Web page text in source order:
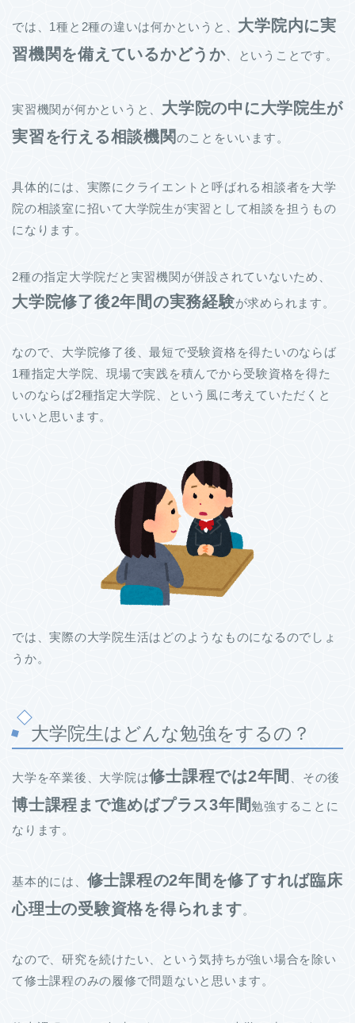
では、1種と2種の違いは何かというと、 大学院内に実
習機関を備えているかどうか、ということです。
実習機関が何かというと、 大学院の中に大学院生が
実習を行える相談機関のことをいいます。
具体的には、実際にクライエントと呼ばれる相談者を大学
院の相談室に招いて大学院生が実習として相談を担うもの
になります。
2種の指定大学院だと実習機関が併設されていないため、
大学院修了後2年間の実務経験が求められます。
なので、大学院修了後、最短で受験資格を得たいのならば
1種指定大学院、現場で実践を積んでから受験資格を得た
いのならば2種指定大学院、という風に考えていただくと
いいと思います。
では、実際の大学院生活はどのようなものになるのでしょ
うか。
大学院生はどんな勉強をするの？
大学を卒業後、大学院は修士課程では2年間 、その後
博士課程まで進めばプラス3年間勉強することに
なります。
基本的には、 修士課程の2年間を修了すれば臨床
心理士の受験資格を得られます。
なので、研究を続けたい、という気持ちが強い場合を除い
て修士課程のみの履修で問題ないと思います。